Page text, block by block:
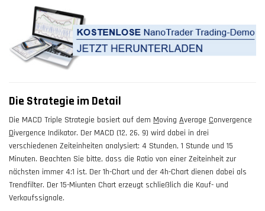
Die Strategie im Detail
Die MACD Triple Strategie basiert auf dem Moving Average Convergence
Divergence Indikator. Der MACD (12, 26, 9) wird dabei in drei
verschiedenen Zeiteinheiten analysiert: 4 Stunden, 1 Stunde und 15
Minuten. Beachten Sie bitte, dass die Ratio von einer Zeiteinheit zur
nächsten immer 4:1 ist. Der 1h-Chart und der 4h-Chart dienen dabei als
Trendfilter. Der 15-Miunten Chart erzeugt schließlich die Kauf- und
Verkaufssignale.